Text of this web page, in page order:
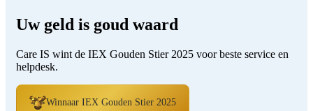
Uw geld is goud waard
Care IS wint de IEX Gouden Stier 2025 voor beste service en
helpdesk.
Winnaar IEX Gouden Stier 2025